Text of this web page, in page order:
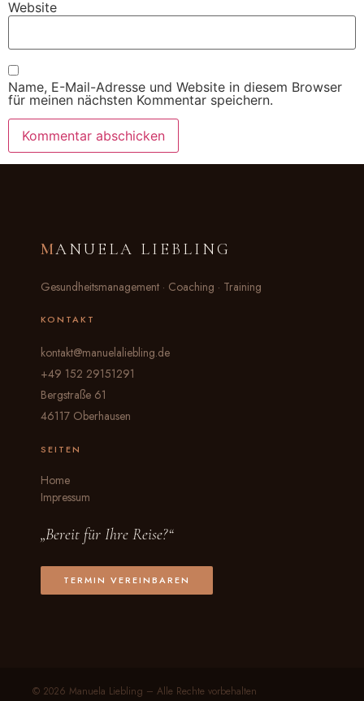
Website
Name, E-Mail-Adresse und Website in diesem Browser
für meinen nächsten Kommentar speichern.
MANUELA LIEBLING
Gesundheitsmanagement · Coaching · Training
KONTAKT
kontakt@manuelaliebling.de
+49 152 29151291
Bergstraße 61
46117 Oberhausen
SEITEN
Home
Impressum
„Bereit für Ihre Reise?“
TERMIN VEREINBAREN
© 2026 Manuela Liebling – Alle Rechte vorbehalten